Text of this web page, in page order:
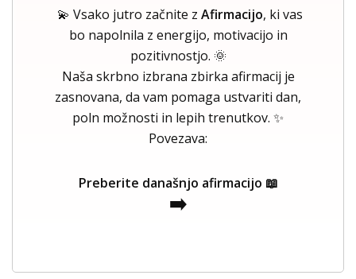
💫 Vsako jutro začnite z Afirmacijo, ki vas
bo napolnila z energijo, motivacijo in
pozitivnostjo. 🌞
Naša skrbno izbrana zbirka afirmacij je
zasnovana, da vam pomaga ustvariti dan,
poln možnosti in lepih trenutkov. ✨
Povezava:
Preberite današnjo afirmacijo 📖
➡️